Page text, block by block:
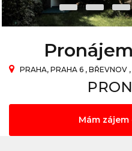
PRAHA, PRAHA 6 , BŘEVNOV
Mám